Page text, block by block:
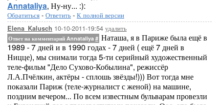
Annataliya, Ну-ну... :):
Обратиться - Ответить - К полной версии
Elena_Kalusch 10-10-2011-19:54 удалить
Ответ на комментарий Annataliya # Наташа, я в Париже была ещё в
1989 - 7 дней и в 1990 годах - 7 дней ( ещё 7 дней в
Ницце), мы снимали тогда 5-ти серийный художественный
теле-фильм "Дело Сухово-Кобылина", режиссёр
Л.А.Пчёлкин, актёры - сплошь звёзды!))) Вот тогда мне
показали Париж (теле-журналист с женой) на машине,
поздним вечером... По всем известным бульварам провезли